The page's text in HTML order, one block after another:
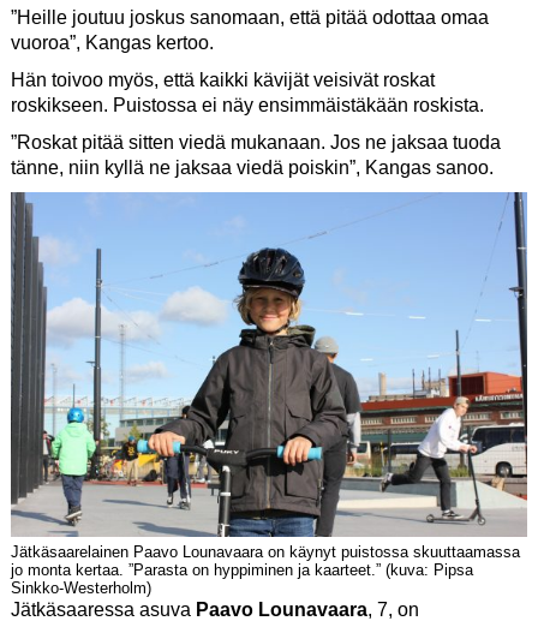
”Heille joutuu joskus sanomaan, että pitää odottaa omaa
vuoroa”, Kangas kertoo.
Hän toivoo myös, että kaikki kävijät veisivät roskat
roskikseen. Puistossa ei näy ensimmäistäkään roskista.
”Roskat pitää sitten viedä mukanaan. Jos ne jaksaa tuoda
tänne, niin kyllä ne jaksaa viedä poiskin”, Kangas sanoo.
Jätkäsaarelainen Paavo Lounavaara on käynyt puistossa skuuttaamassa
jo monta kertaa. ”Parasta on hyppiminen ja kaarteet.” (kuva: Pipsa
Sinkko-Westerholm)
Jätkäsaaressa asuva Paavo Lounavaara, 7, on